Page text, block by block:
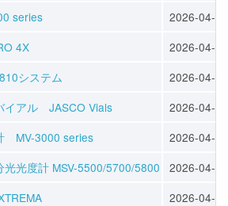
series
2026-04-09
4X
2026-04-06
システム
2026-04-06
イアル JASCO Vials
2026-04-06
MV-3000 series
2026-04-06
光度計 MSV-5500/5700/5800
2026-04-06
2026-04-06